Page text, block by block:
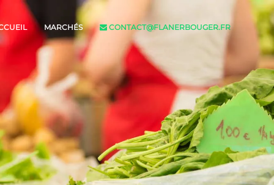
MARCHÉS CONTACT@FLANERBOUGER.FR